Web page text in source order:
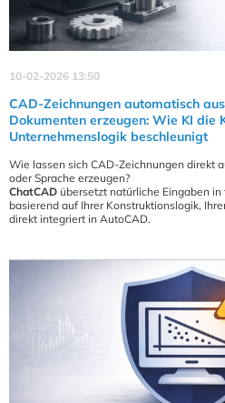
10-02-2026 13:50
CAD-Zeichnungen automatisch
Dokumenten erzeugen: Wie KI die
Unternehmenslogik beschleunigt
Wie lassen sich CAD-Zeichnungen direkt
oder Sprache erzeugen?
ChatCAD übersetzt natürliche Eingaben
basierend auf Ihrer Konstruktionslogik,
direkt integriert in AutoCAD.